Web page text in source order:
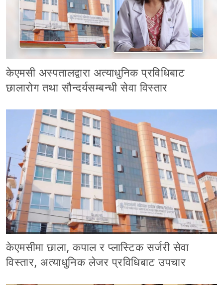
केएमसी अस्पतालद्वारा अत्याधुनिक प्रविधिबाट
छालारोग तथा सौन्दर्यसम्बन्धी सेवा विस्तार
केएमसीमा छाला, कपाल र प्लास्टिक सर्जरी सेवा
विस्तार, अत्याधुनिक लेजर प्रविधिबाट उपचार